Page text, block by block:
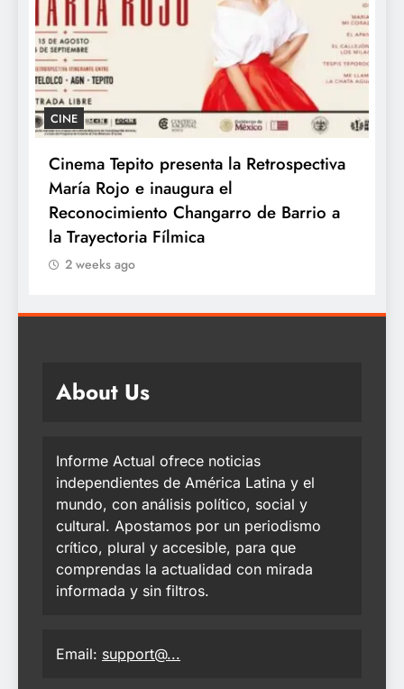
CINE
Cinema Tepito presenta la Retrospectiva
María Rojo e inaugura el
Reconocimiento Changarro de Barrio a
la Trayectoria Fílmica
2 weeks ago
About Us
Informe Actual ofrece noticias
independientes de América Latina y el
mundo, con análisis político, social y
cultural. Apostamos por un periodismo
crítico, plural y accesible, para que
comprendas la actualidad con mirada
informada y sin filtros.
Email: support@...